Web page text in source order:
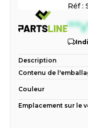
Réf :
--
Description
Contenu de
Couleur
Emplacement sur le